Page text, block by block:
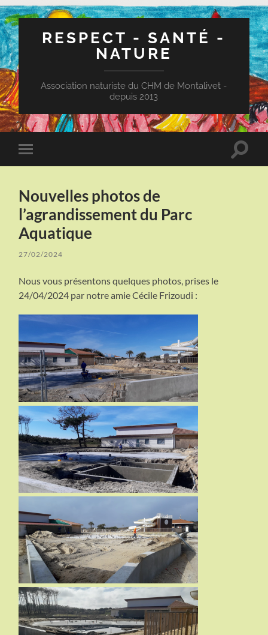
RESPECT - SANTÉ -
NATURE
Association naturiste du CHM de Montalivet -
depuis 2013
Toggle
mobile
Toggle
Nouvelles photos de
l’agrandissement du Parc
Aquatique
27/02/2024
Nous vous présentons quelques photos, prises le
24/04/2024 par notre amie Cécile Frizoudi :